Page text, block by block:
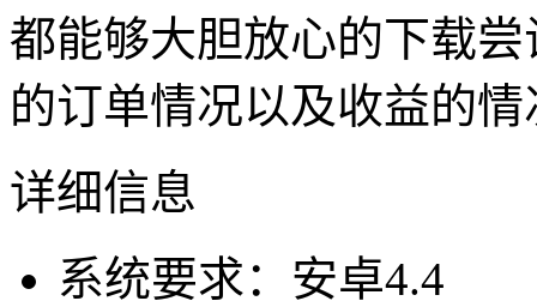
都能够大胆放心的下载
的订单情况以及收益的情
详细信息
系统要求：安卓4.4